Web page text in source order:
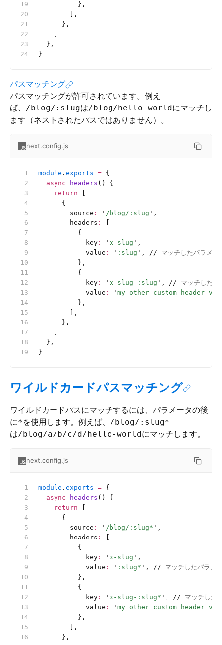
          },
        ],
      },
  },
}
パスマッチング
パスマッチングが許可されています。例え
ば、 /blog/:slugは/blog/hello-worldにマッチし
ます（ネストされたパスではありません）。
next.config.js
module . exports = {
  async
headers () {
    return
      {
        source
: ' /blog/:slug ' ,
        headers
:
          {
            key
: ' x-slug ' ,
            value
: ' :slug ' , // マッチしたパラメ
          },
          {
            key
: ' x-slug-:slug ' , // マッチしたパ
            value
: ' my other custom header
          },
        ],
      },
  },
}
ワイルドカードパスマッチング
ワイルドカードパスにマッチするには、パラメータの後
に*を使用します。例えば、 /blog/:slug*
は/blog/a/b/c/d/hello-worldにマッチします。
next.config.js
module . exports = {
  async
headers () {
    return
      {
        source
: ' /blog/:slug* ' ,
        headers
:
          {
            key
: ' x-slug ' ,
            value
: ' :slug* ' , // マッチしたパラメ
          },
          {
            key
: ' x-slug-:slug* ' , // マッチした
            value
: ' my other custom header
          },
        ],
      },